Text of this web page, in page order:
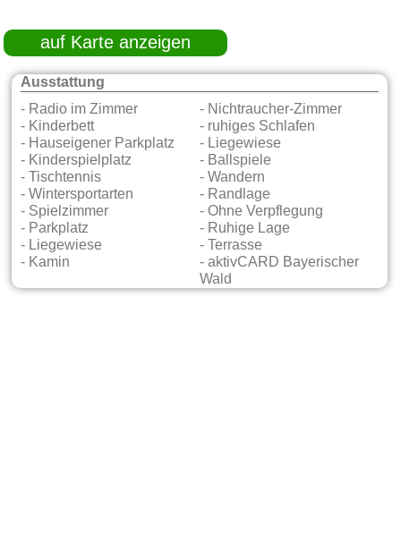
auf Karte anzeigen
Ausstattung
- Radio im Zimmer
- Nichtraucher-Zimmer
- Kinderbett
- ruhiges Schlafen
- Hauseigener Parkplatz
- Liegewiese
- Kinderspielplatz
- Ballspiele
- Tischtennis
- Wandern
- Wintersportarten
- Randlage
- Spielzimmer
- Ohne Verpflegung
- Parkplatz
- Ruhige Lage
- Liegewiese
- Terrasse
- Kamin
- aktivCARD Bayerischer
Wald